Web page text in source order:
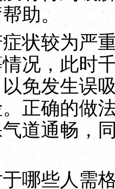
助。
较为严重
况，此时
免发生误
正确的做
道通畅，
些人需格